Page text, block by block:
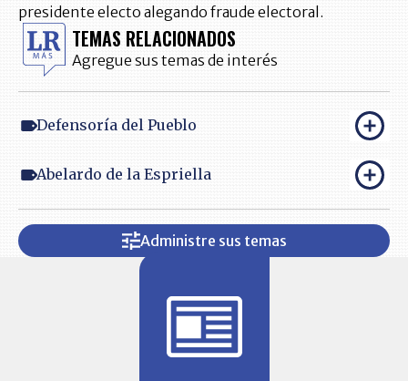
presidente electo alegando fraude electoral.
TEMAS RELACIONADOS
Agregue sus temas de interés
Defensoría del Pueblo
Abelardo de la Espriella
Administre sus temas